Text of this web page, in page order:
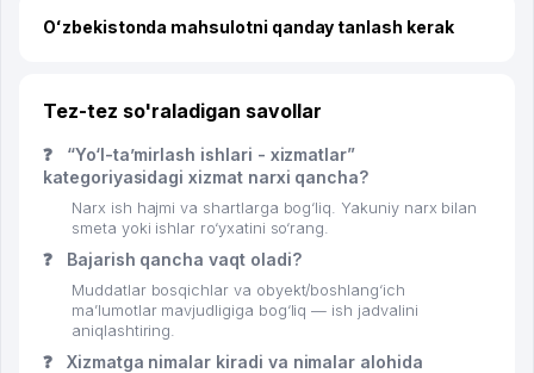
Oʻzbekistonda mahsulotni qanday tanlash kerak
Tez-tez so'raladigan savollar
❓
“Yo‘l-ta’mirlash ishlari - xizmatlar”
kategoriyasidagi xizmat narxi qancha?
Narx ish hajmi va shartlarga bog‘liq. Yakuniy narx bilan
smeta yoki ishlar ro‘yxatini so‘rang.
❓ Bajarish qancha vaqt oladi?
Muddatlar bosqichlar va obyekt/boshlang‘ich
ma’lumotlar mavjudligiga bog‘liq — ish jadvalini
aniqlashtiring.
❓
Xizmatga nimalar kiradi va nimalar alohida